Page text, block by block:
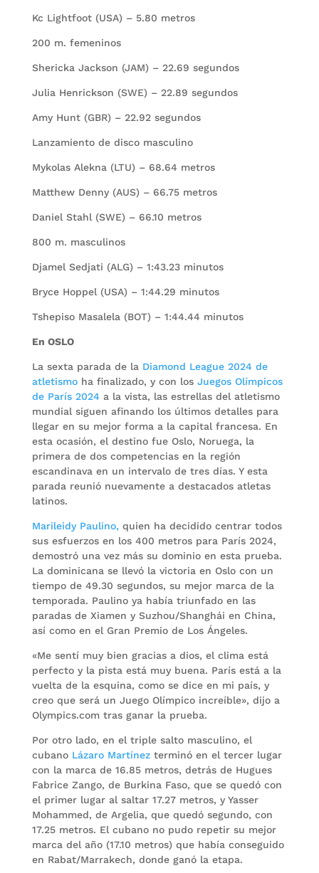
Kc Lightfoot (USA) – 5.80 metros
200 m. femeninos
Shericka Jackson (JAM) – 22.69 segundos
Julia Henrickson (SWE) – 22.89 segundos
Amy Hunt (GBR) – 22.92 segundos
Lanzamiento de disco masculino
Mykolas Alekna (LTU) – 68.64 metros
Matthew Denny (AUS) – 66.75 metros
Daniel Stahl (SWE) – 66.10 metros
800 m. masculinos
Djamel Sedjati (ALG) – 1:43.23 minutos
Bryce Hoppel (USA) – 1:44.29 minutos
Tshepiso Masalela (BOT) – 1:44.44 minutos
En OSLO
La sexta parada de la Diamond League 2024 de
atletismoha finalizado, y con los Juegos Olímpicos
de París 2024 a la vista, las estrellas del atletismo
mundial siguen afinando los últimos detalles para
llegar en su mejor forma a la capital francesa. En
esta ocasión, el destino fue Oslo, Noruega, la
primera de dos competencias en la región
escandinava en un intervalo de tres días. Y esta
parada reunió nuevamente a destacados atletas
latinos.
Marileidy Paulino, quien ha decidido centrar todos
sus esfuerzos en los 400 metros para París 2024,
demostró una vez más su dominio en esta prueba.
La dominicana se llevó la victoria en Oslo con un
tiempo de 49.30 segundos, su mejor marca de la
temporada. Paulino ya había triunfado en las
paradas de Xiamen y Suzhou/Shanghái en China,
así como en el Gran Premio de Los Ángeles.
«Me sentí muy bien gracias a dios, el clima está
perfecto y la pista está muy buena. París está a la
vuelta de la esquina, como se dice en mi país, y
creo que será un Juego Olímpico increíble», dijo a
Olympics.com tras ganar la prueba.
Por otro lado, en el triple salto masculino, el
cubano Lázaro Martínezterminó en el tercer lugar
con la marca de 16.85 metros, detrás de Hugues
Fabrice Zango, de Burkina Faso, que se quedó con
el primer lugar al saltar 17.27 metros, y Yasser
Mohammed, de Argelia, que quedó segundo, con
17.25 metros. El cubano no pudo repetir su mejor
marca del año (17.10 metros) que había conseguido
en Rabat/Marrakech, donde ganó la etapa.